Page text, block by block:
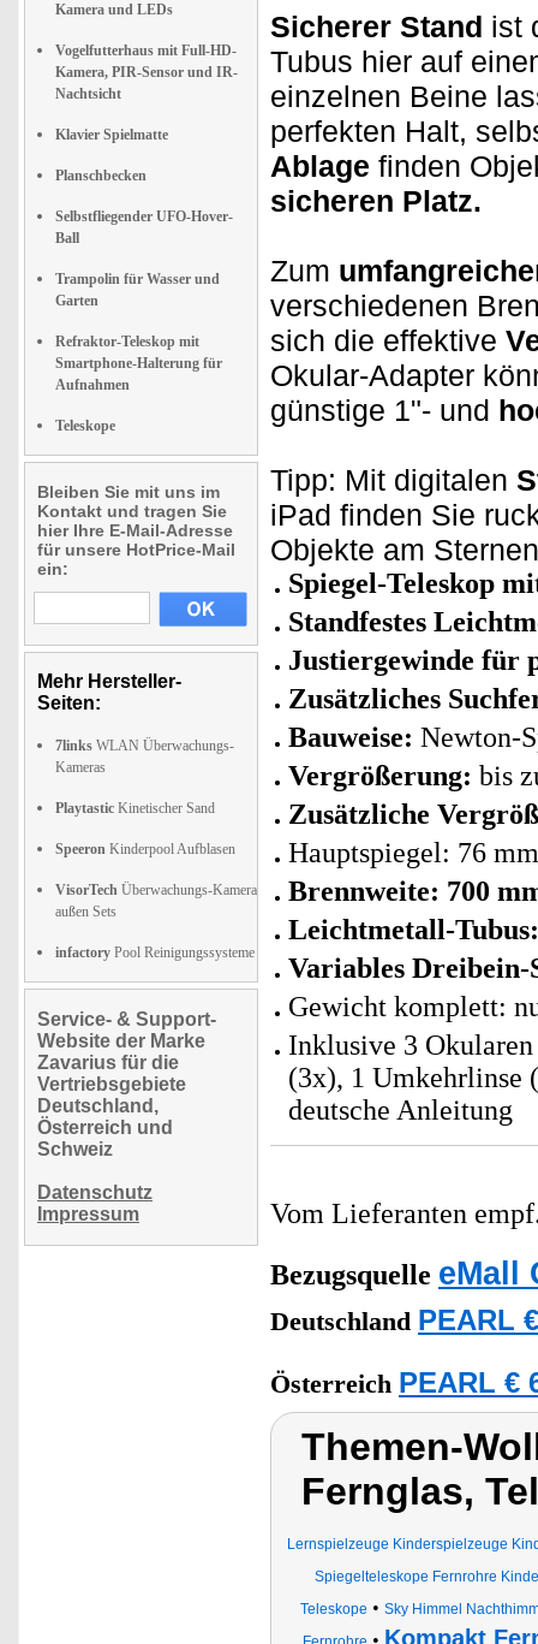
Kamera und LEDs
Vogelfutterhaus mit Full-HD-
Kamera, PIR-Sensor und IR-
Nachtsicht
Klavier Spielmatte
Planschbecken
Selbstfliegender UFO-Hover-
Ball
Trampolin für Wasser und
Garten
Refraktor-Teleskop mit
Smartphone-Halterung für
Aufnahmen
Teleskope
Bleiben Sie mit uns im
Kontakt und tragen Sie
hier Ihre E-Mail-Adresse
für unsere HotPrice-Mail
ein:
Mehr Hersteller-
Seiten:
7links WLAN Überwachungs-
Kameras
Playtastic Kinetischer Sand
Speeron Kinderpool Aufblasen
VisorTech Überwachungs-Kamera
außen Sets
infactory Pool Reinigungssysteme
Service- & Support-
Website der Marke
Zavarius für die
Vertriebsgebiete
Deutschland,
Österreich und
Schweiz
Datenschutz
Impressum
Sicherer Stand ist
Tubus hier auf
einzelnen Beine
perfekten Halt,
Ablage finden
sicheren Platz.
Zum
verschiedenen
sich die effektive
Okular-Adapter
günstige 1"- und
Tipp: Mit digitalen
iPad finden Sie
Objekte am
Spiegel-Teleskop
Standfestes
Justiergewinde für
Zusätzliches
Bauweise: Newton-
Vergrößerung: bis
Zusätzliche
Hauptspiegel: 76 mm
Brennweite: 700
Leichtmetall-Tubus:
Variables
Gewicht komplett:
Inklusive 3
(3x), 1 Umkehrlinse
deutsche Anleitung
Vom Lieferanten
Bezugsquelle eMall
Deutschland PEARL
Österreich PEARL €
Themen-
Fernglas,
Lernspielzeuge Kinderspielzeuge
Spiegelteleskope Fernrohre
Teleskope • Sky Himmel
• Kompakt